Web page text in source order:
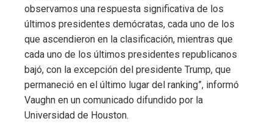
observamos una respuesta significativa de los
últimos presidentes demócratas, cada uno de los
que ascendieron en la clasificación, mientras que
cada uno de los últimos presidentes republicanos
bajó, con la excepción del presidente Trump, que
permaneció en el último lugar del ranking”, informó
Vaughn en un comunicado difundido por la
Universidad de Houston.